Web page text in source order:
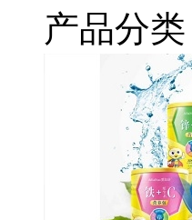
产品分